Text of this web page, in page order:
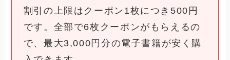
割引の上限はクーポン1枚につき500円
です。全部で6枚クーポンがもらえるの
で、最大3,000円分の電子書籍が安く購